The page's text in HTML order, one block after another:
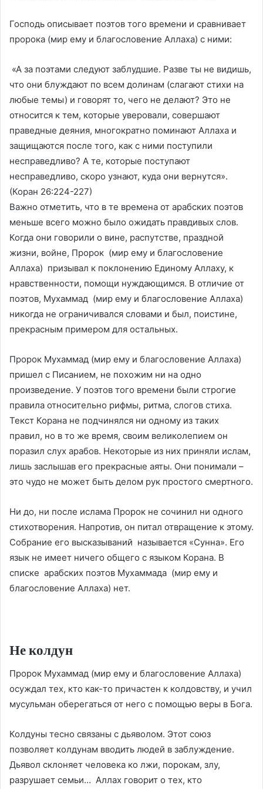
Господь описывает поэтов того времени и сравнивает
пророка (мир ему и благословение Аллаха) с ними:
«А за поэтами следуют заблудшие. Разве ты не видишь,
что они блуждают по всем долинам (слагают стихи на
любые темы) и говорят то, чего не делают? Это не
относится к тем, которые уверовали, совершают
праведные деяния, многократно поминают Аллаха и
защищаются после того, как с ними поступили
несправедливо? А те, которые поступают
несправедливо, скоро узнают, куда они вернутся».
(Коран 26:224-227)
Важно отметить, что в те времена от арабских поэтов
меньше всего можно было ожидать правдивых слов.
Когда они говорили о вине, распутстве, праздной
жизни, войне, Пророк (мир ему и благословение
Аллаха) призывал к поклонению Единому Аллаху, к
нравственности, помощи нуждающимся. В отличие от
поэтов, Мухаммад (мир ему и благословение Аллаха)
никогда не ограничивался словами и был, поистине,
прекрасным примером для остальных.
Пророк Мухаммад (мир ему и благословение Аллаха)
пришел с Писанием, не похожим ни на одно
произведение. У поэтов того времени были строгие
правила относительно рифмы, ритма, слогов стиха.
Текст Корана не подчинялся ни одному из таких
правил, но в то же время, своим великолепием он
поразил слух арабов. Некоторые из них приняли ислам,
лишь заслышав его прекрасные аяты. Они понимали –
это чудо не может быть делом рук простого смертного.
Ни до, ни после ислама Пророк не сочинил ни одного
стихотворения. Напротив, он питал отвращение к этому.
Собрание его высказываний называется «Сунна». Его
язык не имеет ничего общего с языком Корана. В
списке арабских поэтов Мухаммада (мир ему и
благословение Аллаха) нет.
Не колдун
Пророк Мухаммад (мир ему и благословение Аллаха)
осуждал тех, кто как-то причастен к колдовству, и учил
мусульман оберегаться от него с помощью веры в Бога.
Колдуны тесно связаны с дьяволом. Этот союз
позволяет колдунам вводить людей в заблуждение.
Дьявол склоняет человека ко лжи, порокам, злу,
разрушает семьи… Аллах говорит о тех, кто